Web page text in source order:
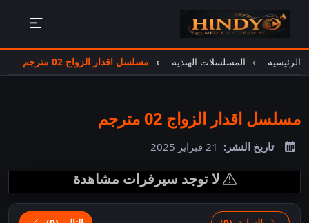
الرئيسية المسلسلات الهندية مسلسل اقدار الزواج 02 مترجم
مسلسل اقدار الزواج 02 مترجم
تاريخ النشر: 21 فبراير 2025
لا توجد سيرفرات مشاهدة